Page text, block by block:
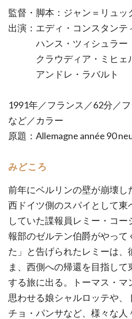
監督・脚本：ジャン＝リュッ
出演：エディ・コンスタンテ
ハンス・ツィシュラー
クラウディア・ミヒェ
アンドレ・ラバルト
1991年／フランス／62分／
など／カラー
原題：Allemagne année 90
みどころ
前年にベルリンの壁が崩壊し
西ドイツ側のスパイとして東
していた諜報員レミー・コ
報部のゼルテン伯爵がやって
た」と告げられたレミーは、
ま、西側への帰還を目指し
する旅に出る。トーマス・マ
思わせる娘シャルロッテや、
チョ・パンサなど、様々な人